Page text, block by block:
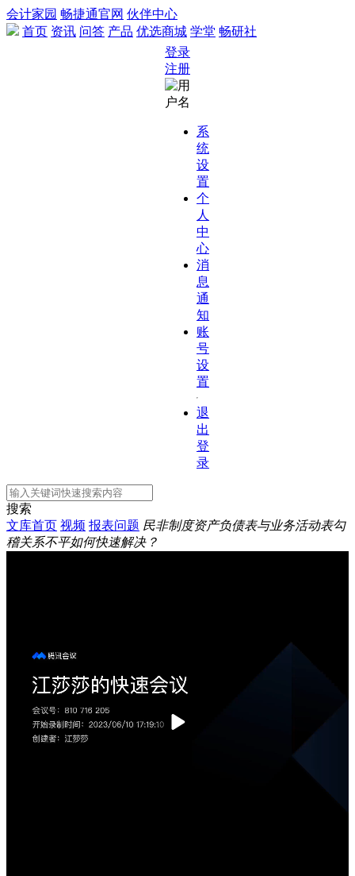
会计家园 畅捷通官网 伙伴中心
首页 资讯 问答 产品 优选商城 学堂 畅研社
登录
注册
系
统
设
置
个
人
中
心
消
息
通
知
账
号
设
置
退
出
登
录
搜索
文库首页 视频 报表问题 民非制度资产负债表与业务活动表勾
稽关系不平如何快速解决？